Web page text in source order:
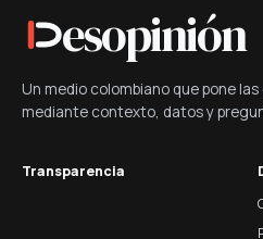
esopinión
Un medio colombiano que pone las
mediante contexto, datos y
Transparencia